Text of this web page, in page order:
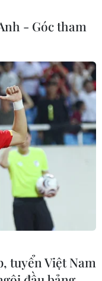
- Góc tham
tuyển Việt Nam